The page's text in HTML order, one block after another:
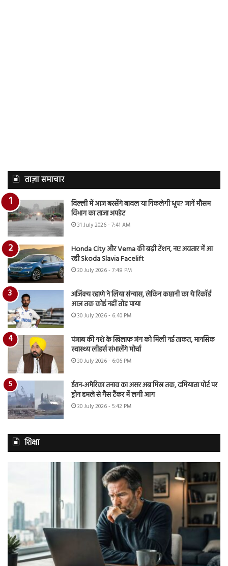
ताज़ा समाचार
दिल्ली में आज बरसेंगे बादल या निकलेगी धूप? जानें मौसम
विभाग का ताजा अपडेट
31 July 2026 - 7:41 AM
Honda City और Verna की बढ़ी टेंशन, नए अवतार में आ
रही Skoda Slavia Facelift
30 July 2026 - 7:48 PM
अजिंक्य रहाणे ने लिया संन्यास, लेकिन कप्तानी का ये रिकॉर्ड
आज तक कोई नहीं तोड़ पाया
30 July 2026 - 6:40 PM
पंजाब की नशे के खिलाफ जंग को मिली नई ताकत, मानसिक
स्वास्थ्य लीडर्स संभालेंगे मोर्चा
30 July 2026 - 6:06 PM
ईरान-अमेरिका तनाव का असर अब मिस्र तक, दमियाता पोर्ट पर
ड्रोन हमले से गैस टैंकर में लगी आग
30 July 2026 - 5:42 PM
शिक्षा